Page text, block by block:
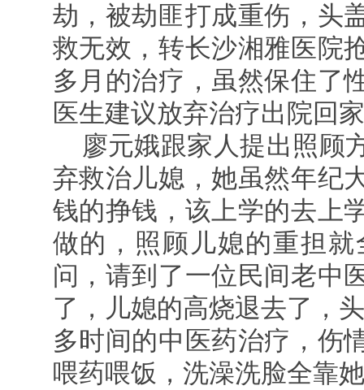
劫，被劫匪打成重伤，头
救无效，转长沙湘雅医院
多月的治疗，虽然保住了
医生建议放弃治疗出院回
廖元娥跟家人提出照顾
弃救治儿媳，她虽然年纪
钱的挣钱，该上学的去上
做的，照顾儿媳的重担
问，请到了一位民间老中
了，儿媳的高烧退去了，
多时间的中医药治疗，伤
喂药喂饭，洗澡洗脸全靠